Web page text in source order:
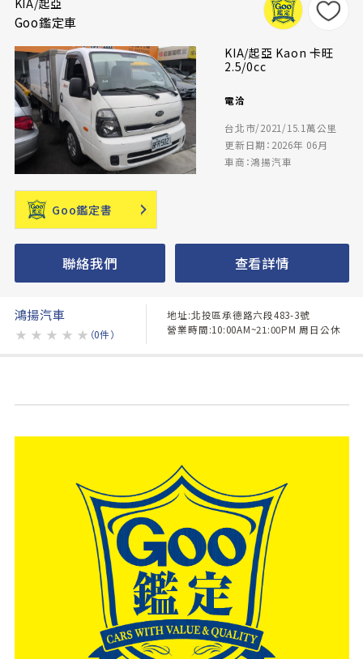
Goo鑑定車
KIA/起亞 Kaon 卡旺
2.5/0cc
電洽
台北市/2021/15.1萬公里
更新日期：2026年 06月
車商：鴻揚汽車
Goo鑑定書
聯絡我們 查看詳情
鴻揚汽車
★ ★ ★ ★ ★ （0件）
地址:北投區承德路六段483-3號
營業時間:10:00AM~21:00PM 周日公休